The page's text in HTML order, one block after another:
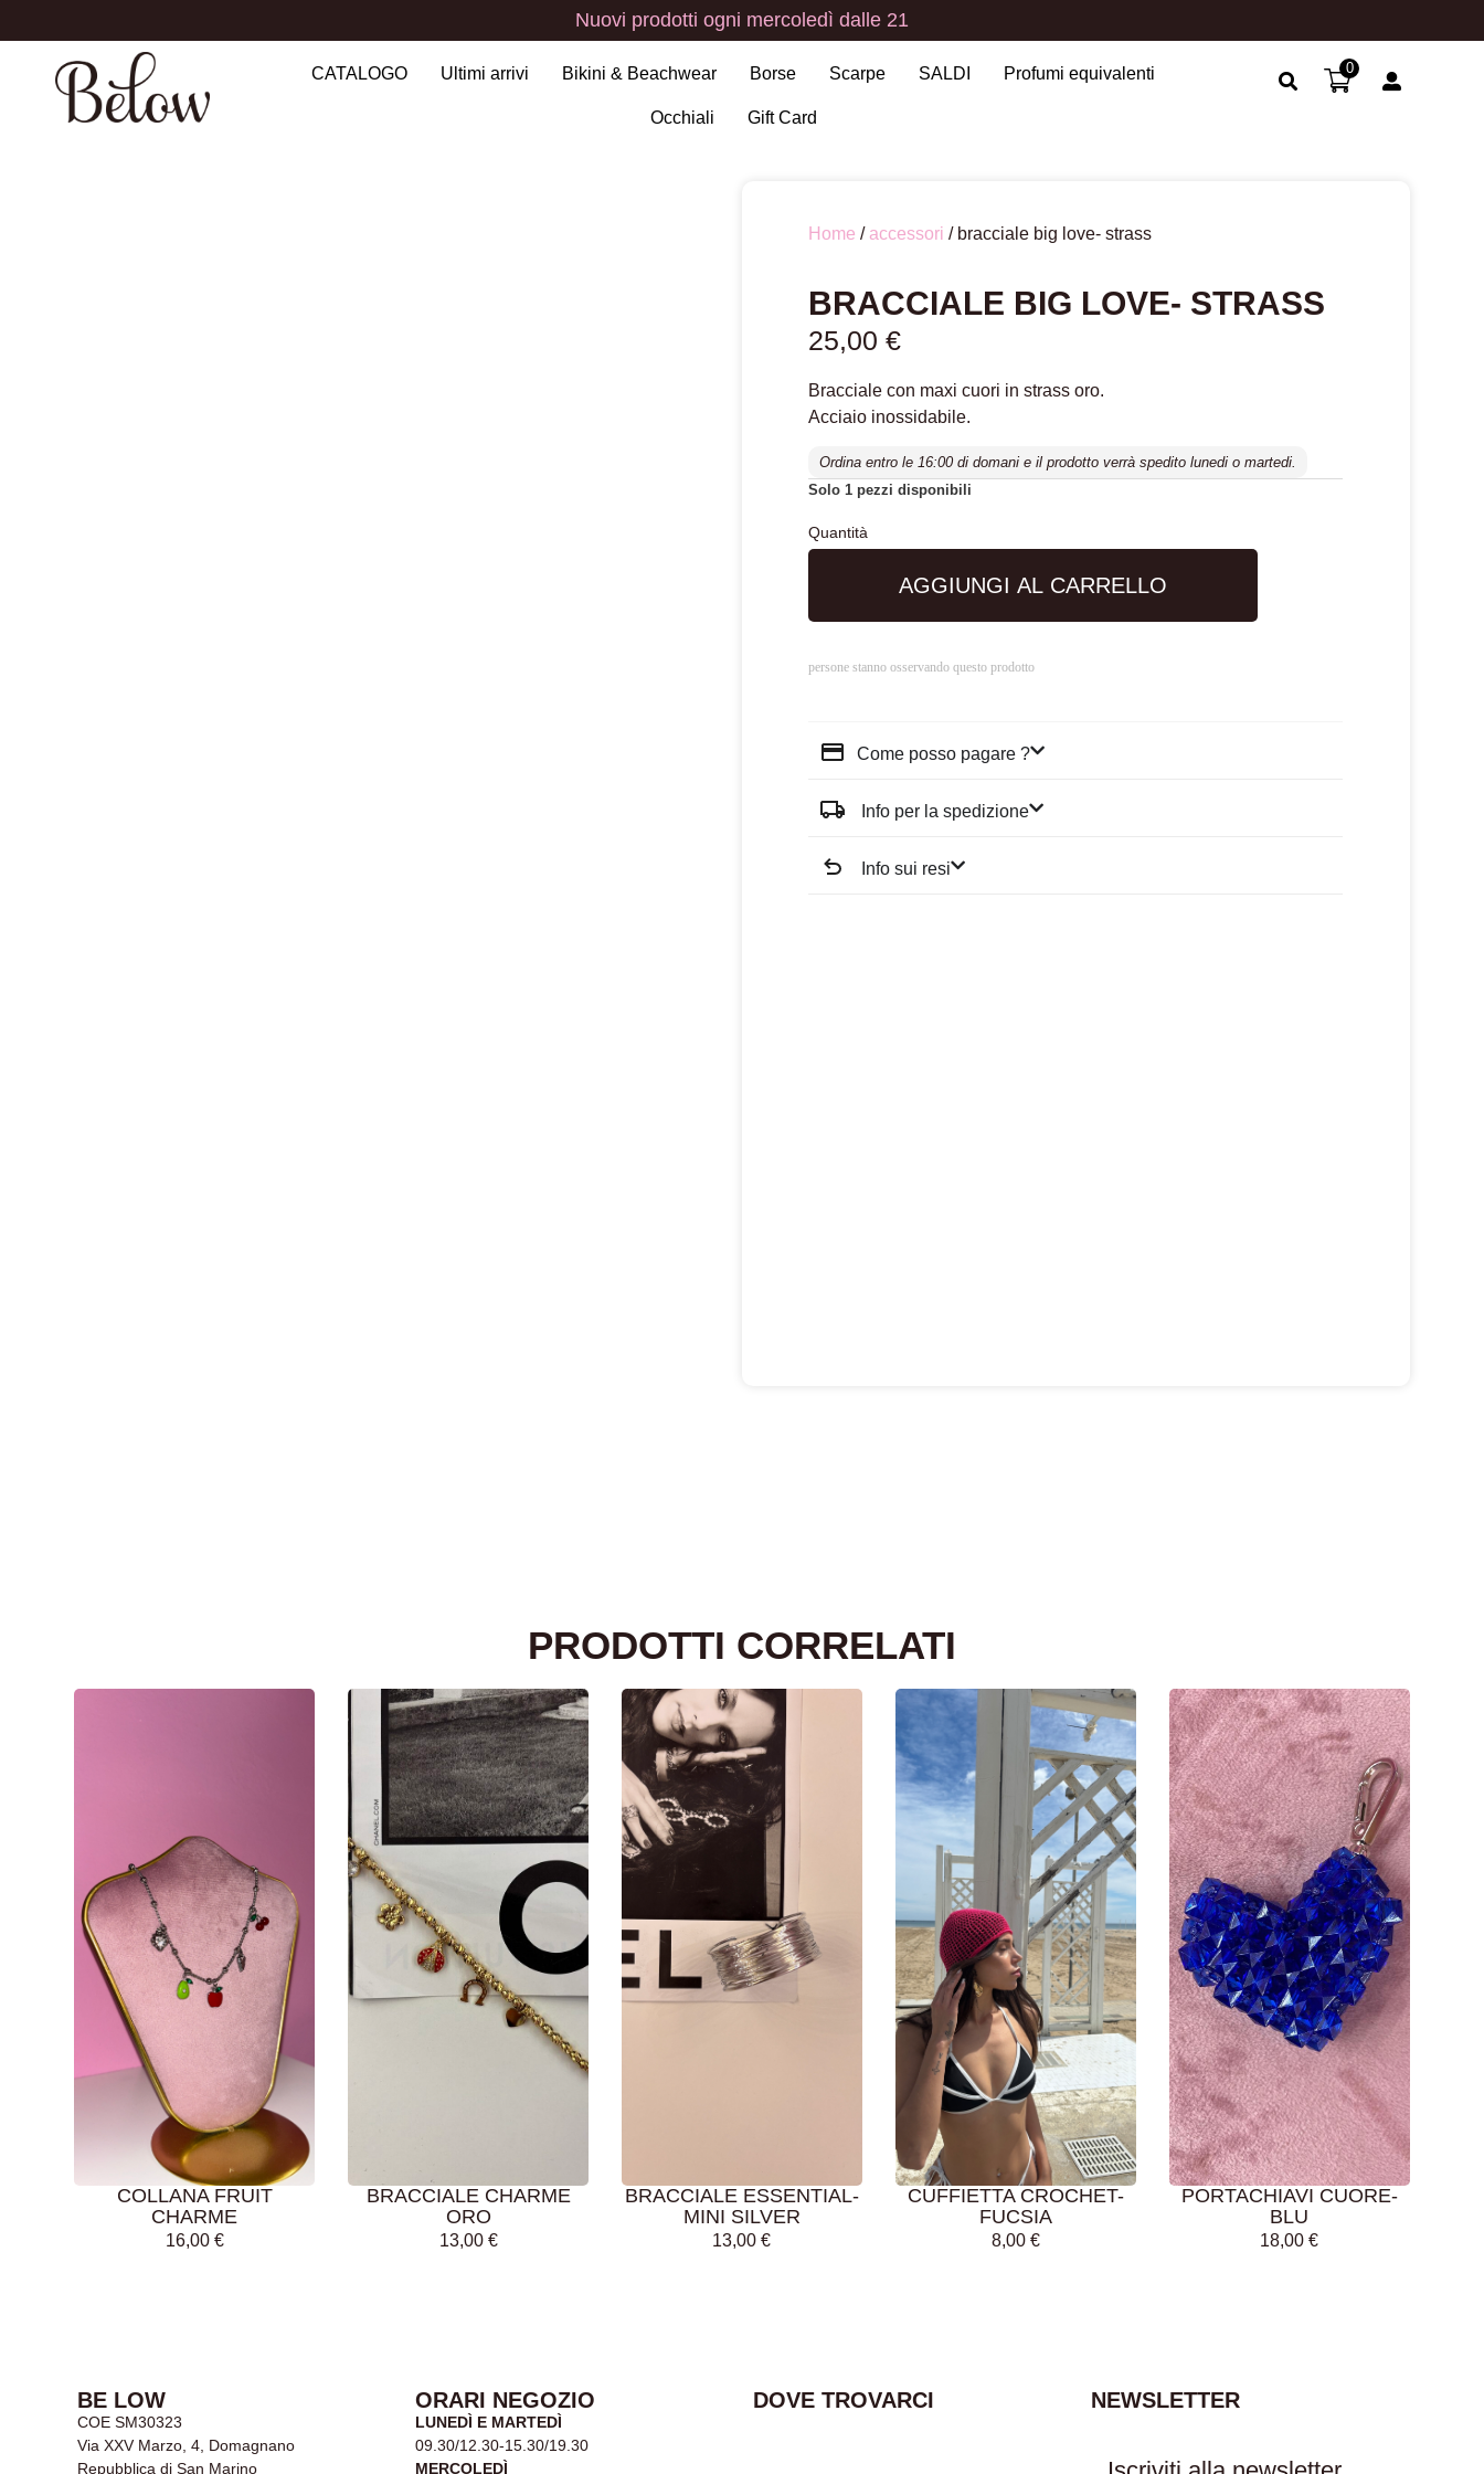
Nuovi prodotti ogni mercoledì dalle 21
CATALOGO Ultimi arrivi Bikini & Beachwear Borse Scarpe SALDI Profumi equivalenti
Occhiali Gift Card
0
Home / accessori / bracciale big love- strass
BRACCIALE BIG LOVE- STRASS
25,00€
Bracciale con maxi cuori in strass oro.
Acciaio inossidabile.
Ordina entro le 16:00 di domani e il prodotto verrà spedito lunedi o martedi.
Solo 1 pezzi disponibili
AGGIUNGI AL CARRELLO
persone stanno osservando questo prodotto
Come posso pagare ?
Info per la spedizione
Info sui resi
PRODOTTI CORRELATI
COLLANA FRUIT
CHARME
16,00 €
AGGIUNGI AL
CARRELLO
BRACCIALE CHARME
ORO
13,00 €
CARRELLO
BRACCIALE ESSENTIAL-
MINI SILVER
13,00€
CARRELLO
CUFFIETTA CROCHET-
FUCSIA
8,00 €
AGGIUNGI AL
CARRELLO
PORTACHIAVI CUORE-
BLU
18,00€
AGGIUNGI AL
CARRELLO
BE LOW
COE SM30323
Via XXV Marzo, 4, Domagnano
Repubblica di San Marino
ORARI NEGOZIO
LUNEDÌ E MARTEDÌ
09.30/12.30-15.30/19.30
MERCOLEDÌ
DOVE TROVARCI NEWSLETTER